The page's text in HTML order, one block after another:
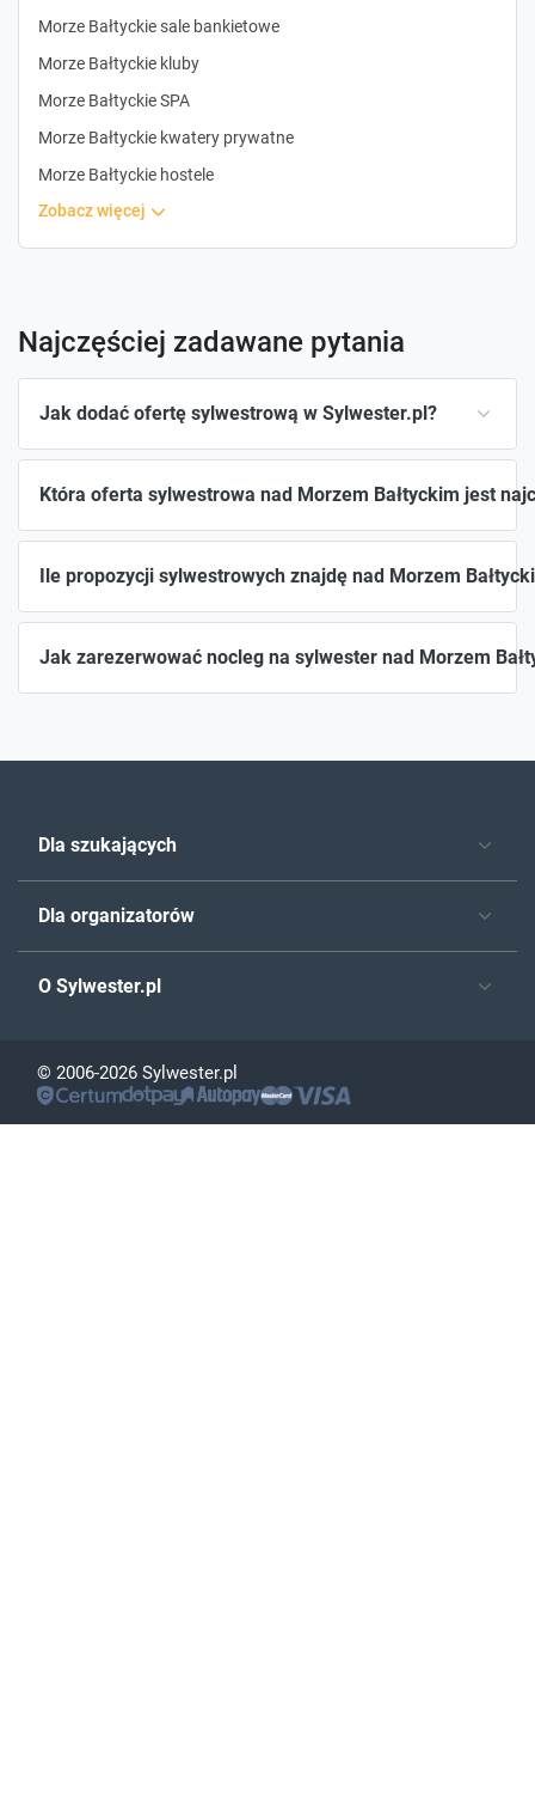
Morze Bałtyckie sale bankietowe
Morze Bałtyckie kluby
Morze Bałtyckie SPA
Morze Bałtyckie kwatery prywatne
Morze Bałtyckie hostele
zobacz więcej
Najczęściej zadawane pytania
Jak dodać ofertę sylwestrową w Sylwester.pl?
Która oferta sylwestrowa nad Morzem Bałtyckim jest
Ile propozycji sylwestrowych znajdę nad Morzem
Jak zarezerwować nocleg na sylwester nad Morzem
Dla szukających
Dla organizatorów
O Sylwester.pl
© 2006-2026 Sylwester.pl